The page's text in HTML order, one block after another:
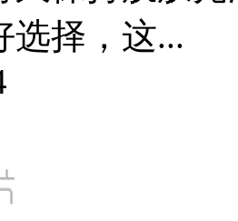
选择，这...